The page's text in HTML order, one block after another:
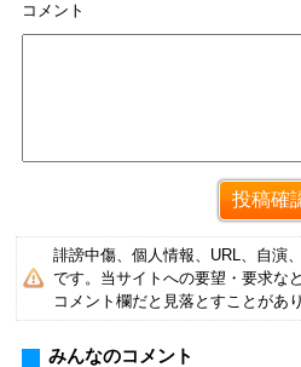
コメント
誹謗中傷、個人情報、URL、自演
です。当サイトへの要望・要求な
コメント欄だと見落とすことがあり
みんなのコメント